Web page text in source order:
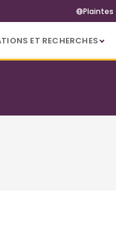
Plaintes
ET RECHERCHES